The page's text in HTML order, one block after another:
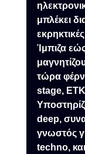
μπλέκει
Ίμπιζα
τώρα
stage,
deep,
γνωστός
techno,